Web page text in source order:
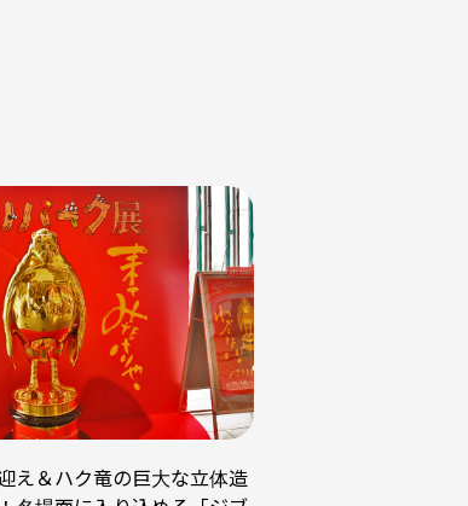
え＆ハク竜の巨大な立体造